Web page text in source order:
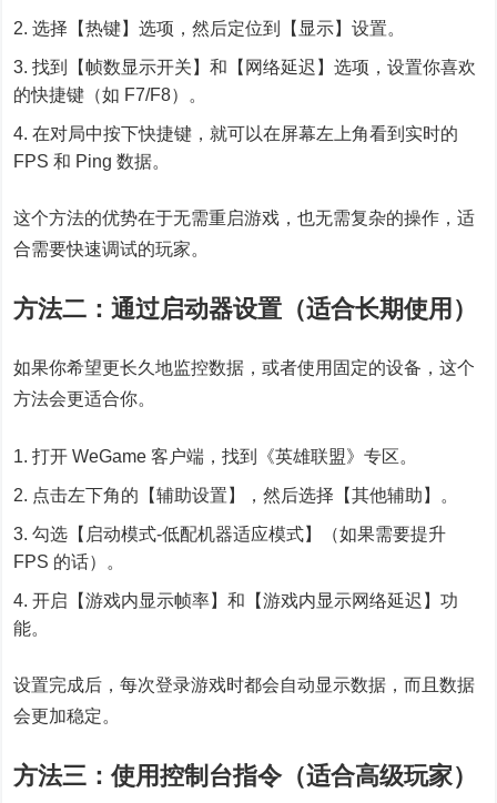
选择【热键】选项，然后定位到【显示】设置。
找到【帧数显示开关】和【网络延迟】选项，设置你喜欢
的快捷键（如 F7/F8）。
在对局中按下快捷键，就可以在屏幕左上角看到实时的
FPS 和 Ping 数据。
这个方法的优势在于无需重启游戏，也无需复杂的操作，适
合需要快速调试的玩家。
方法二：通过启动器设置（适合长期使用）
如果你希望更长久地监控数据，或者使用固定的设备，这个
方法会更适合你。
打开 WeGame 客户端，找到《英雄联盟》专区。
点击左下角的【辅助设置】，然后选择【其他辅助】。
勾选【启动模式-低配机器适应模式】（如果需要提升
FPS 的话）。
开启【游戏内显示帧率】和【游戏内显示网络延迟】功
能。
设置完成后，每次登录游戏时都会自动显示数据，而且数据
会更加稳定。
方法三：使用控制台指令（适合高级玩家）